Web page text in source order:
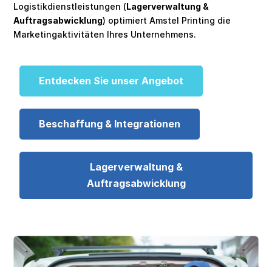
Logistikdienstleistungen (Lagerverwaltung &
Auftragsabwicklung) optimiert Amstel Printing die
Marketingaktivitäten Ihres Unternehmens.
Entdecken Sie unser Angebot
Beschaffung & Integrationen
Lagerverwaltung &
Auftragsabwicklung